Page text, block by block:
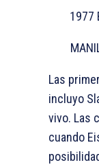
1977
Las
incluyo
vivo. Las
cuando